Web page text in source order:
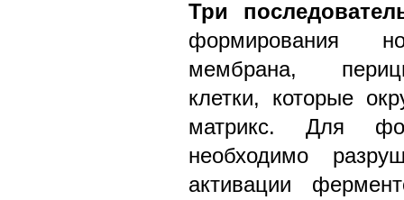
Три
формирования
мембрана,
клетки, которые
матрикс. Для
необходимо
активации